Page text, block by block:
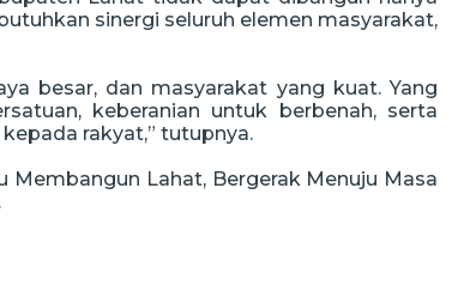
sinergi seluruh elemen masyarakat,
besar, dan masyarakat yang kuat. Yang
keberanian untuk berbenah, serta
rakyat,” tutupnya.
Membangun Lahat, Bergerak Menuju Masa